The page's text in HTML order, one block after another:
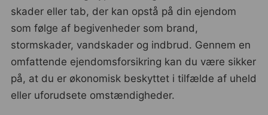
skader eller tab, der kan opstå på din ejendom
som følge af begivenheder som brand,
stormskader, vandskader og indbrud. Gennem en
omfattende ejendomsforsikring kan du være sikker
på, at du er økonomisk beskyttet i tilfælde af uheld
eller uforudsete omstændigheder.